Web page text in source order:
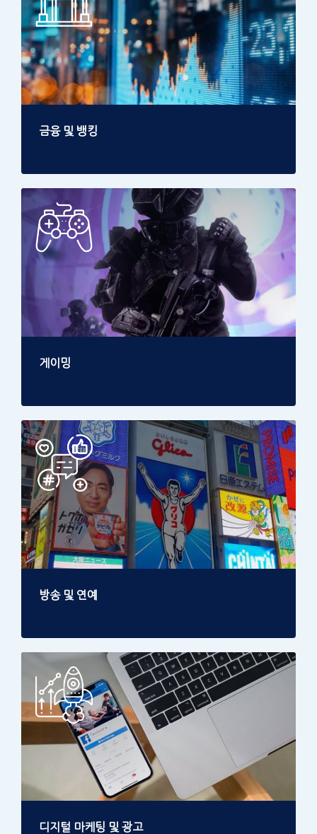
금융 및 뱅킹
게이밍
방송 및 연예
디지털 마케팅 및 광고